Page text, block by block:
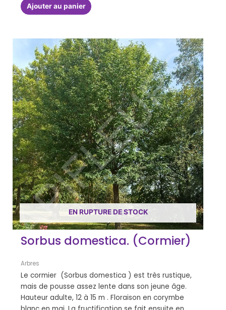
Ajouter au panier
EN RUPTURE DE STOCK
Sorbus domestica. (Cormier)
Arbres
Le cormier (Sorbus domestica ) est très rustique,
mais de pousse assez lente dans son jeune âge.
Hauteur adulte, 12 à 15 m . Floraison en corymbe